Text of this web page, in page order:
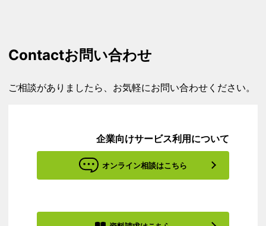
Contactお問い合わせ
ご相談がありましたら、お気軽にお問い合わせください。
企業向けサービス利用について
オンライン相談はこちら